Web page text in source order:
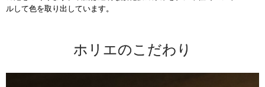
ルして色を取り出しています。
ホリエのこだわり